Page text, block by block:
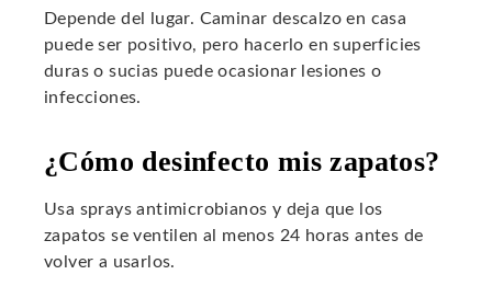
Depende del lugar. Caminar descalzo en casa
puede ser positivo, pero hacerlo en superficies
duras o sucias puede ocasionar lesiones o
infecciones.
¿Cómo desinfecto mis zapatos?
Usa sprays antimicrobianos y deja que los
zapatos se ventilen al menos 24 horas antes de
volver a usarlos.